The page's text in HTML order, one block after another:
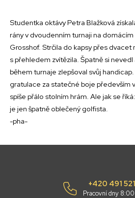
Studentka oktávy Petra Blažková
rány v dvoudenním turnaji na
Grosshof. Strčila do kapsy přes dvacet
s přehledem zvítězila. Špatně si
během turnaje zlepšoval svůj
gratulace za statečné boje především
spíše přálo stolním hrám. Ale jak se
je jen špatně oblečený golfista.
-pha-
+420 491
Pracovní dny